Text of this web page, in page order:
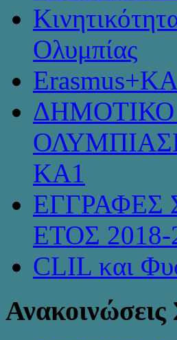
Ολυμπίας
ΔΗΜΟΤΙΚΟ
KA1
ΕΓΓΡΑΦΕΣ
ΕΤΟΣ 2018-
CLIL και
Ανακοινώσεις